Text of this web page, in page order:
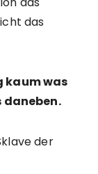
das
kaum was
der